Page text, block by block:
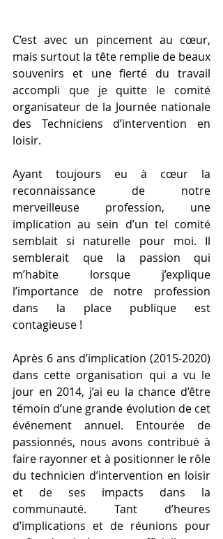
C’est avec un pincement au cœur,
mais surtout la tête remplie de beaux
souvenirs et une fierté du travail
accompli que je quitte le comité
organisateur de la Journée nationale
des Techniciens d’intervention en
loisir.
Ayant toujours eu à cœur la
reconnaissance de notre
merveilleuse profession, une
implication au sein d’un tel comité
semblait si naturelle pour moi. Il
semblerait que la passion qui
m’habite lorsque j’explique
l’importance de notre profession
dans la place publique est
contagieuse !
Après 6 ans d’implication (2015-2020)
dans cette organisation qui a vu le
jour en 2014, j’ai eu la chance d’être
témoin d’une grande évolution de cet
événement annuel. Entourée de
passionnés, nous avons contribué à
faire rayonner et à positionner le rôle
du technicien d’intervention en loisir
et de ses impacts dans la
communauté. Tant d’heures
d’implications et de réunions pour